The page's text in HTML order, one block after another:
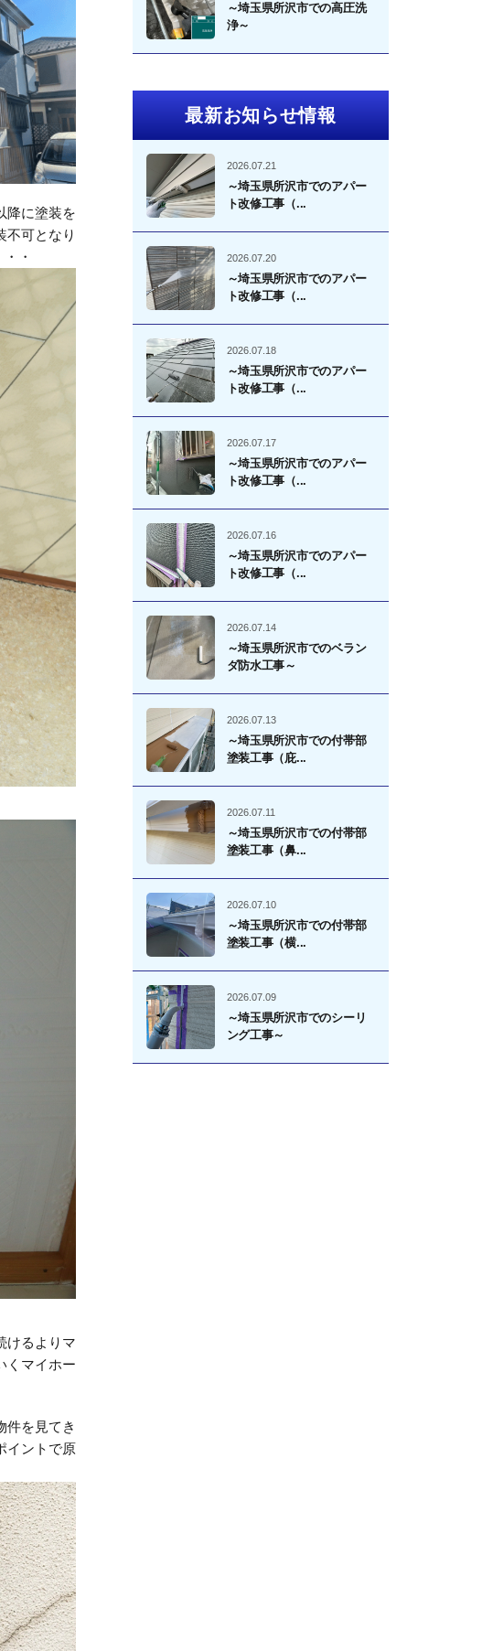
降に塗装を
不可となり
・
けるよりマ
くマイホー
件を見てき
イントで原
～埼玉県所沢市での高圧洗
浄～
最新お知らせ情報
2026.07.21
～埼玉県所沢市でのアパー
ト改修工事（...
2026.07.20
～埼玉県所沢市でのアパー
ト改修工事（...
2026.07.18
～埼玉県所沢市でのアパー
ト改修工事（...
2026.07.17
～埼玉県所沢市でのアパー
ト改修工事（...
2026.07.16
～埼玉県所沢市でのアパー
ト改修工事（...
2026.07.14
～埼玉県所沢市でのベラン
ダ防水工事～
2026.07.13
～埼玉県所沢市での付帯部
塗装工事（庇...
2026.07.11
～埼玉県所沢市での付帯部
塗装工事（鼻...
2026.07.10
～埼玉県所沢市での付帯部
塗装工事（横...
2026.07.09
～埼玉県所沢市でのシーリ
ング工事～